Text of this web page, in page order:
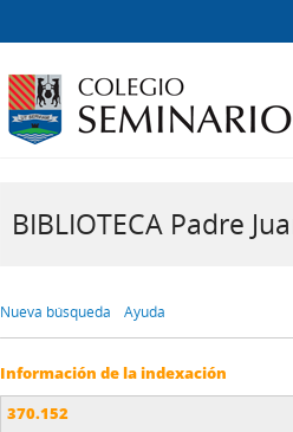
BIBLIOTECA Padre
Nueva búsqueda Ayuda
Información de la indexación
370.152